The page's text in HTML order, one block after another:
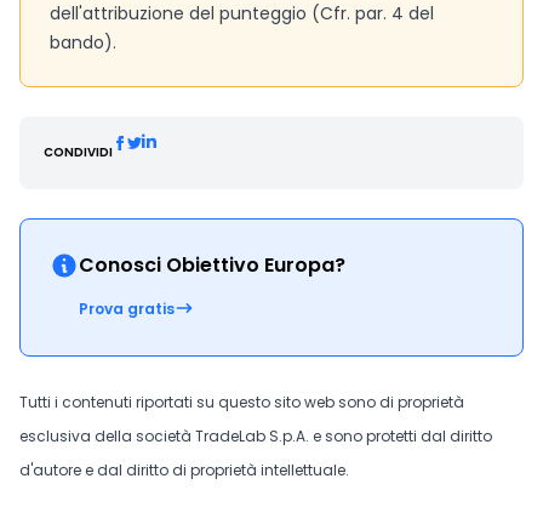
dell'attribuzione del punteggio (Cfr. par. 4 del
bando).
CONDIVIDI
Conosci Obiettivo Europa?
Prova gratis
Tutti i contenuti riportati su questo sito web sono di proprietà
esclusiva della società TradeLab S.p.A. e sono protetti dal diritto
d'autore e dal diritto di proprietà intellettuale.